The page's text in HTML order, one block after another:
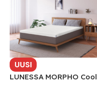
UUSI
LUNESSA MORPHO Cool